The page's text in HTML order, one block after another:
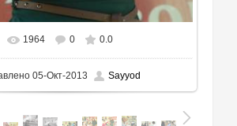
размере 531x700
1964 0 0.0
05-Окт-2013 Sayyod